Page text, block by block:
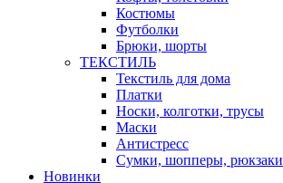
Костюмы
Футболки
Брюки, шорты
ТЕКСТИЛЬ
Текстиль для дома
Платки
Носки, колготки, трусы
Маски
Антистресс
Сумки, шопперы, рюкзаки
Новинки